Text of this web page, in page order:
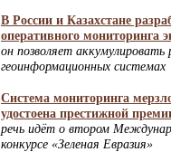
В России и Казахстане
оперативного мониторинга
он позволяет аккумулировать
геоинформационных системах
Система мониторинга
удостоена престижной
речь идёт о втором
конкурсе «Зеленая Евразия»